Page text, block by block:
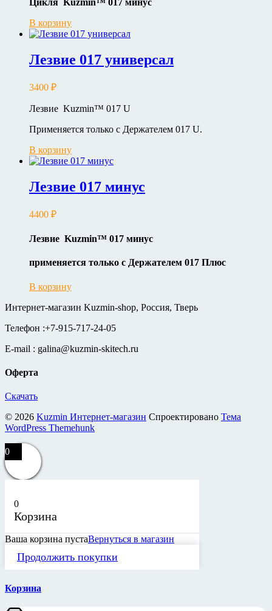
Цикля Kuzmin™ 017 минус
В корзину
Лезвие 017 универсал
3400 ₽
Лезвие Kuzmin™ 017 U
Применяется только с Держателем 017 U.
В корзину
Лезвие 017 минус
4400 ₽
Лезвие Kuzmin™ 017 минус
применяется только с Держателем 017 Плюс
В корзину
Интернет-магазин Kuzmin-shop, Россия, Тверь
Телефон :+7-915-717-24-05
E-mail : galina@kuzmin-skitech.ru
Оферта
Скачать
© 2026 Kuzmin Интернет-магазин Спроектировано Тема
WordPress Themehunk
0
0
Корзина
Ваша корзина пустаВернуться в магазин
Продолжить покупки
Корзина